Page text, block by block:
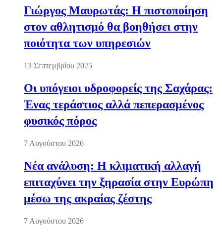
Γιώργος Μαυρωτάς: Η πιστοποίηση
στον αθλητισμό θα βοηθήσει στην
ποιότητα των υπηρεσιών
13 Σεπτεμβρίου 2025
Οι υπόγειοι υδροφορείς της Σαχάρας:
Ένας τεράστιος αλλά πεπερασμένος
φυσικός πόρος
7 Αυγούστου 2026
Νέα ανάλυση: Η κλιματική αλλαγή
επιταχύνει την ξηρασία στην Ευρώπη
μέσω της ακραίας ζέστης
7 Αυγούστου 2026